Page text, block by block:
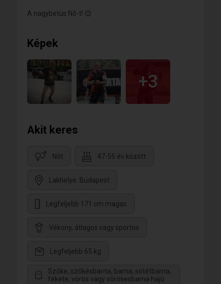
A nagybetüs Nő-t! 😊
Képek
+3
Akit keres
Nőt 47-55 év között
Lakhelye: Budapest
Legfeljebb 171 cm magas
Vékony, átlagos vagy sportos
Legfeljebb 65 kg
Szőke, szőkésbarna, barna, sötétbarna,
fekete, vörös vagy vörösesbarna hajú